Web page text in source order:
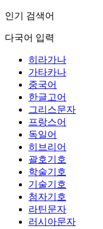
인기 검색어
다국어 입력
히라가나
가타카나
중국어
한글고어
그리스문자
프랑스어
독일어
히브리어
괄호기호
학술기호
기술기호
첨자기호
라틴문자
러시아문자